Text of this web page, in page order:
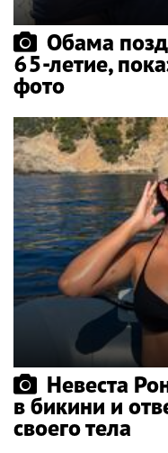
Обама
65-летие,
фото
Невеста
в бикини и
своего тела